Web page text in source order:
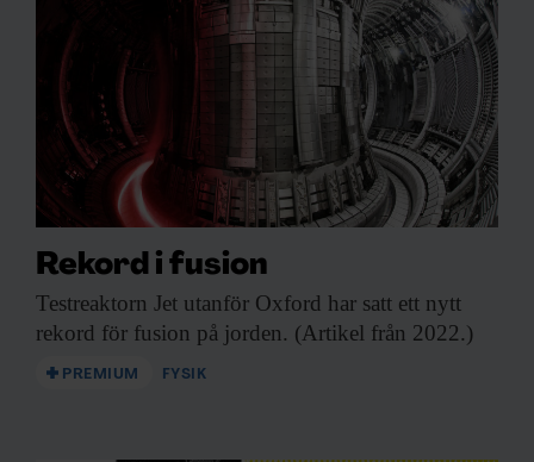
Rekord i fusion
Testreaktorn Jet utanför Oxford har satt ett nytt
rekord för fusion på jorden. (Artikel från 2022.)
PREMIUM FYSIK